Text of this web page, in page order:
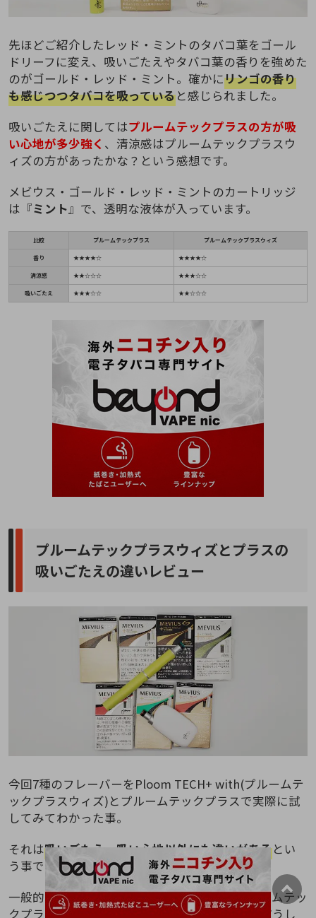
先ほどご紹介したレッド・ミントのタバコ葉をゴール
ドリーフに変え、吸いごたえやタバコ葉の香りを強めた
のがゴールド・レッド・ミント。確かにリンゴの香り
も感じつつタバコを吸っていると感じられました。
吸いごたえに関してはプルームテックプラスの方が吸
い心地が多少強く 、清涼感はプルームテックプラスウ
ィズの方があったかな？という感想です。
メビウス・ゴールド・レッド・ミントのカートリッジ
は『ミント』で、透明な液体が入っています。
比較 プルームテックプラス プルームテックプラスウィズ
香り ★★★★☆ ★★★★☆
清涼感 ★★☆☆☆ ★★★☆☆
吸いごたえ ★★★☆☆ ★★☆☆☆
プルームテックプラスウィズとプラスの
吸いごたえの違いレビュー
今回7種のフレーバーをPloom TECH+ with(プルームテ
ックプラスウィズ)とプルームテックプラスで実際に試
してみてわかった事。
それは吸いごたえ・吸い心地以外にも違いがあるとい
う事でした。
一般的に吸いごたえが足りないと言われるプルームテッ
クプラスウィズとプルームテックプラスですがどうし